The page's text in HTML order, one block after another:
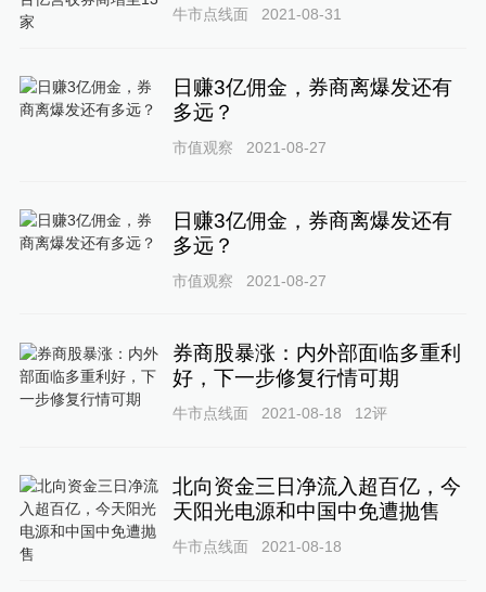
牛市点线面 2021-08-31
日赚3亿佣金，券商离爆发还有
多远？
市值观察 2021-08-27
日赚3亿佣金，券商离爆发还有
多远？
市值观察 2021-08-27
券商股暴涨：内外部面临多重利
好，下一步修复行情可期
牛市点线面 2021-08-18 12评
北向资金三日净流入超百亿，今
天阳光电源和中国中免遭抛售
牛市点线面 2021-08-18